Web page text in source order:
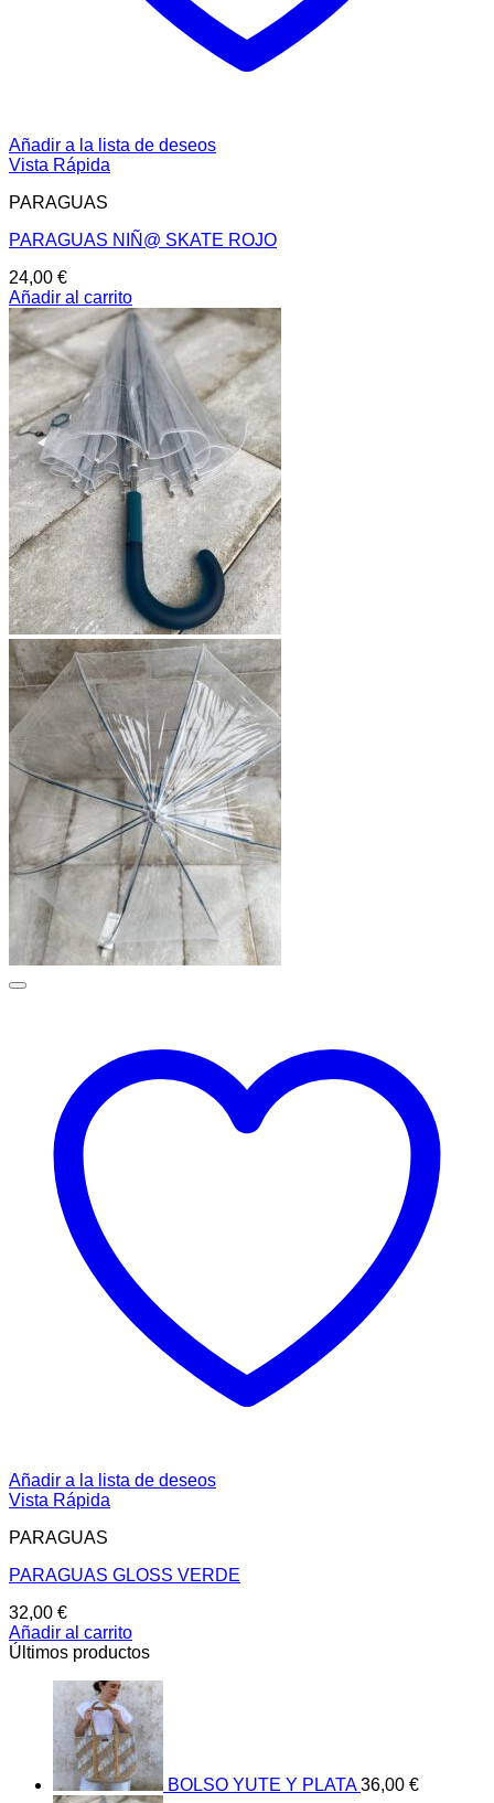
Añadir a la lista de deseos
Vista Rápida
PARAGUAS
PARAGUAS NIÑ@ SKATE ROJO
24,00 €
Añadir al carrito
Añadir a la lista de deseos
Vista Rápida
PARAGUAS
PARAGUAS GLOSS VERDE
32,00 €
Añadir al carrito
Últimos productos
BOLSO YUTE Y PLATA 36,00 €